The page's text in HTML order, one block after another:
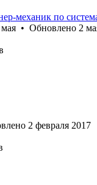
механик по
• Обновлено 2
2 февраля 2017